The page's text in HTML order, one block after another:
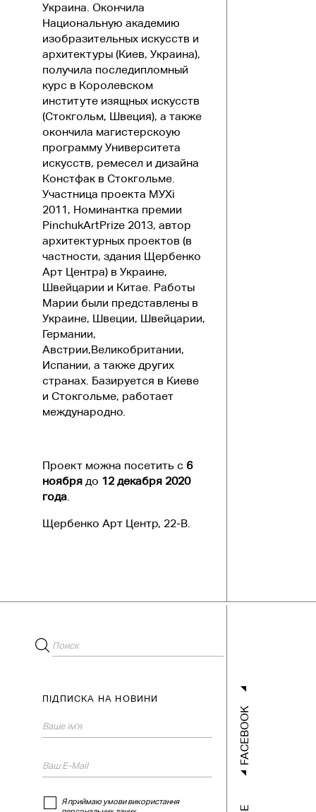
Украина. Окончила
Национальную академию
изобразительных искусств и
архитектуры (Киев, Украина),
получила последипломный
курс в Королевском
институте изящных искусств
(Стокгольм, Швеция), а также
окончила магистерскоую
программу Университета
искусств, ремесел и дизайна
Констфак в Стокгольме.
Участница проекта МУХі
2011, Номинантка премии
PinchukArtPrize 2013, автор
архитектурных проектов (в
частности, здания Щербенко
Арт Центра) в Украине,
Швейцарии и Китае. Работы
Марии были представлены в
Украине, Швеции, Швейцарии,
Германии,
Австрии,Великобритании,
Испании, а также других
странах. Базируется в Киеве
и Стокгольме, работает
международно.
Проект можна посетить с 6
ноября до 12 декабря 2020
года.
Щербенко Арт Центр, 22-В.
ПІДПИСКА НА НОВИНИ
Я приймаю умови використання
FACEBOOK